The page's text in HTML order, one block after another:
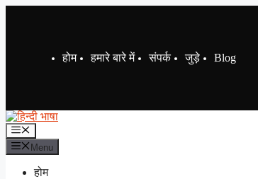
होम
हमारे बारे में संपर्क जुड़े Blog
Menu
Menu
होम